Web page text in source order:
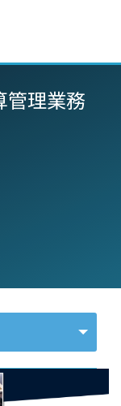
管理業務